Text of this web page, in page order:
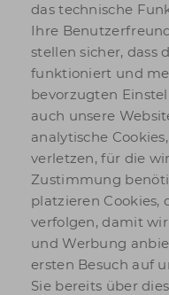
das technische
Ihre
stellen sicher, dass
funktioniert und
bevorzugten
auch unsere
analytische
verletzen, für die
Zustimmung
platzieren Cookies,
verfolgen, damit
und Werbung
ersten Besuch auf
Sie bereits über